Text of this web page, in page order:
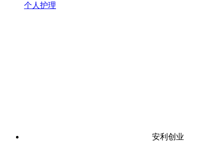
个人护理
安利创业